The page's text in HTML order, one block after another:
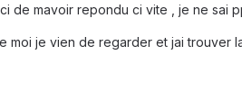
de mavoir repondu ci vite , je ne sai
moi je vien de regarder et jai trouver la